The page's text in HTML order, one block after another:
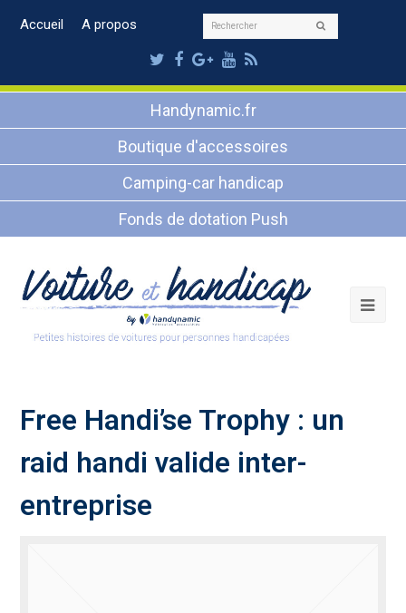
Accueil A propos Rechercher
Twitter
Facebook
Google
Plus
Youtube
RSS
Handynamic.fr
Boutique d'accessoires
Camping-car handicap
Fonds de dotation Push
Free Handi’se Trophy : un
raid handi valide inter-
entreprise